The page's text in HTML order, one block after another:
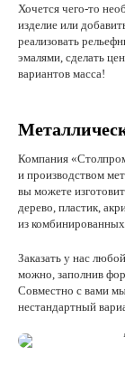
Хочется чего-то
изделие или
реализовать
эмалями, сделать
вариантов масса!
Компания
и производством
вы можете
дерево, пластик,
из
Заказать у нас
можно, заполнив
Совместно с вами
нестандартный